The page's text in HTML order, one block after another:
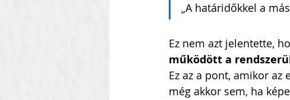
„A határidőkkel a
Ez nem azt jelentette,
működött a
Ez az a pont, amikor
még akkor sem, ha